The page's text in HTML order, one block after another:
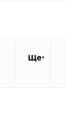
Ще